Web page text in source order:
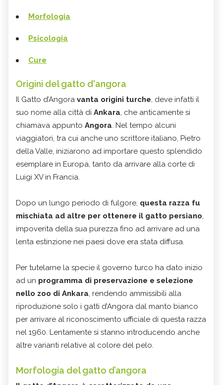
Morfologia
Psicologia
Cure
Origini del gatto d'angora
Il Gatto d’Angora vanta origini turche, deve infatti il
suo nome alla città di Ankara, che anticamente si
chiamava appunto Angora. Nel tempo alcuni
viaggiatori, tra cui anche uno scrittore italiano, Pietro
della Valle, iniziarono ad importare questo splendido
esemplare in Europa, tanto da arrivare alla corte di
Luigi XV in Francia.
Dopo un lungo periodo di fulgore, questa razza fu
mischiata ad altre per ottenere il gatto persiano,
impoverita della sua purezza fino ad arrivare ad una
lenta estinzione nei paesi dove era stata diffusa.
Per tutelarne la specie il governo turco ha dato inizio
ad un programma di preservazione e selezione
nello zoo di Ankara, rendendo ammissibili alla
riproduzione solo i gatti d’Angora dal manto bianco
per arrivare al riconoscimento ufficiale di questa razza
nel 1960. Lentamente si stanno introducendo anche
altre varianti relative al colore del pelo.
Morfologia del gatto d’angora